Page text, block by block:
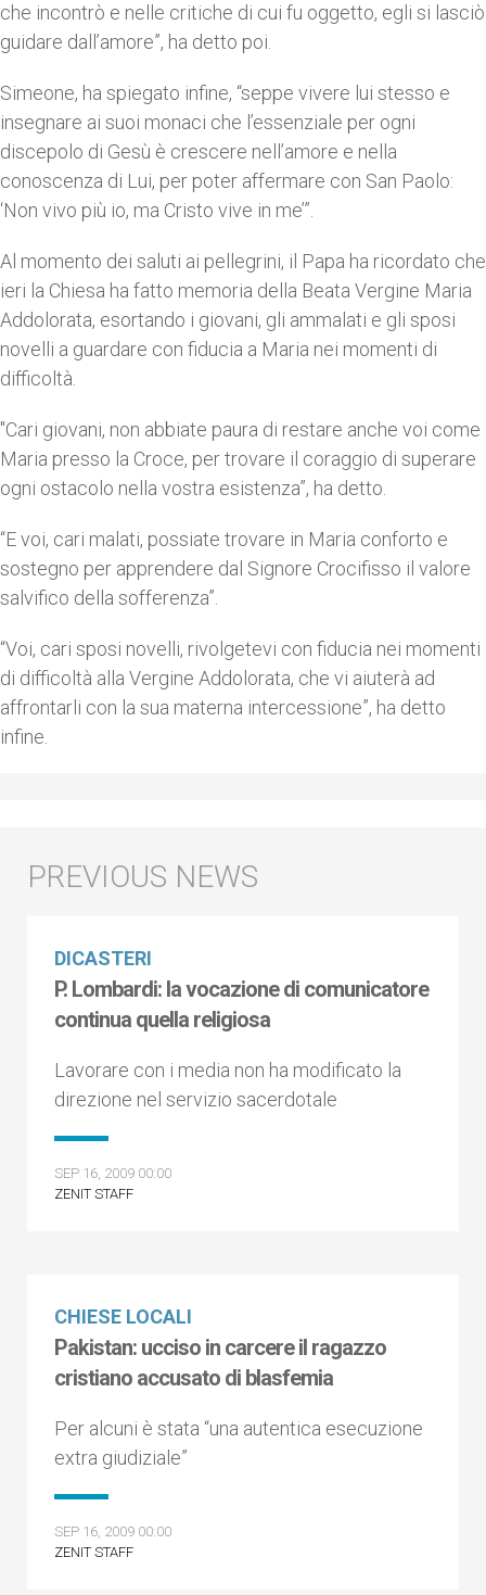
che incontrò e nelle critiche di cui fu oggetto, egli si lasciò
guidare dall’amore”, ha detto poi.
Simeone, ha spiegato infine, “seppe vivere lui stesso e
insegnare ai suoi monaci che l’essenziale per ogni
discepolo di Gesù è crescere nell’amore e nella
conoscenza di Lui, per poter affermare con San Paolo:
‘Non vivo più io, ma Cristo vive in me’”.
Al momento dei saluti ai pellegrini, il Papa ha ricordato che
ieri la Chiesa ha fatto memoria della Beata Vergine Maria
Addolorata, esortando i giovani, gli ammalati e gli sposi
novelli a guardare con fiducia a Maria nei momenti di
difficoltà.
"Cari giovani, non abbiate paura di restare anche voi come
Maria presso la Croce, per trovare il coraggio di superare
ogni ostacolo nella vostra esistenza”, ha detto.
“E voi, cari malati, possiate trovare in Maria conforto e
sostegno per apprendere dal Signore Crocifisso il valore
salvifico della sofferenza”.
“Voi, cari sposi novelli, rivolgetevi con fiducia nei momenti
di difficoltà alla Vergine Addolorata, che vi aiuterà ad
affrontarli con la sua materna intercessione”, ha detto
infine.
DICASTERI
P. Lombardi: la vocazione di comunicatore
continua quella religiosa
Lavorare con i media non ha modificato la
direzione nel servizio sacerdotale
SEP 16, 2009 00:00
ZENIT STAFF
CHIESE LOCALI
Pakistan: ucciso in carcere il ragazzo
cristiano accusato di blasfemia
Per alcuni è stata “una autentica esecuzione
extra giudiziale”
SEP 16, 2009 00:00
ZENIT STAFF